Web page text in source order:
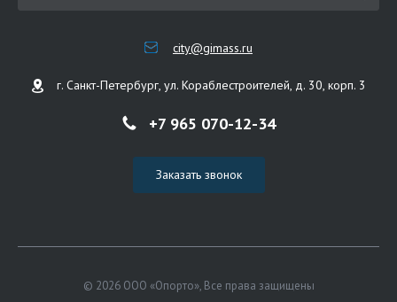
city@gimass.ru
г. Санкт-Петербург, ул. Кораблестроителей, д. 30, корп. 3
+7 965 070-12-34
Заказать звонок
© 2026 ООО «Опорто», Все права защищены